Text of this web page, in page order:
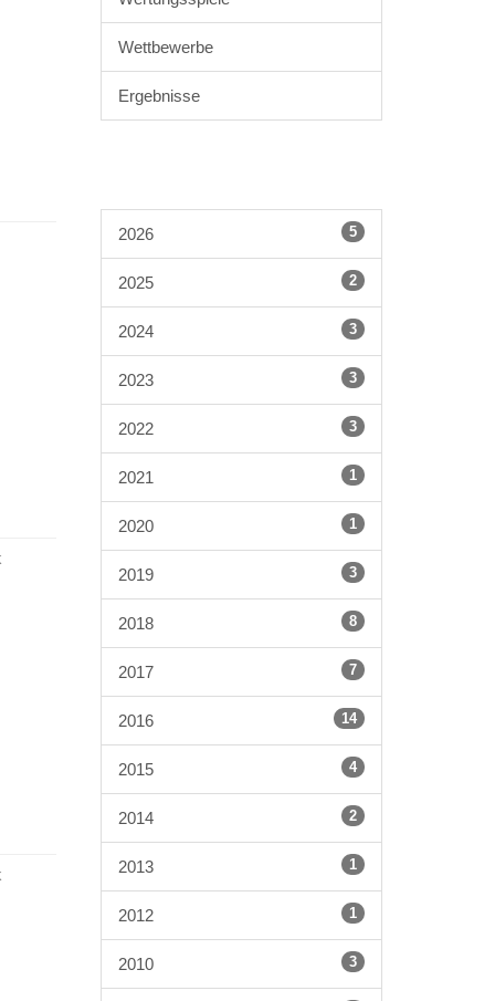
Wettbewerbe
Ergebnisse
2026 5
2025 2
2024 3
2023 3
2022 3
2021 1
2020 1
2019 3
2018 8
2017 7
2016 14
2015 4
2014 2
2013 1
2012 1
2010 3